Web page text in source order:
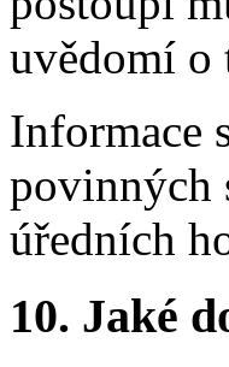
uvědomí o
Informace
povinných
úředních
10. Jaké